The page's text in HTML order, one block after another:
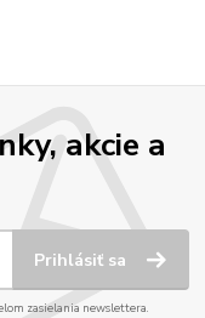
akcie a
Prihlásiť sa
zasielania newslettera.